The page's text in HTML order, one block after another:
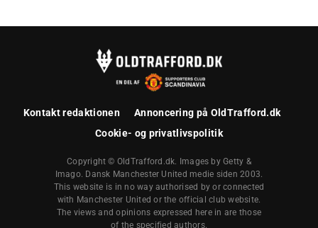
Kontakt redaktionen
Annoncering på OldTrafford.dk
Cookie- og privatlivspolitik
Copyright © OldTrafford.dk. Images by Getty &
Imago. Dansk Manchester United medie siden 2003.
This website is in no way authorised by or connected
with Manchester United or the official club website.
The views and opinions expressed here in are those
of the specified authors.